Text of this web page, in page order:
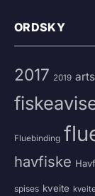
ORDSKY
2017 2019
Fluebinding
havfiske
spises kveite